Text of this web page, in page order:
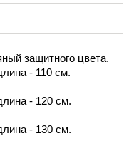
защитного цвета.
- 110 см.
- 120 см.
- 130 см.